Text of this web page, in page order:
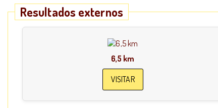
Resultados externos
6,5 km
VISITAR